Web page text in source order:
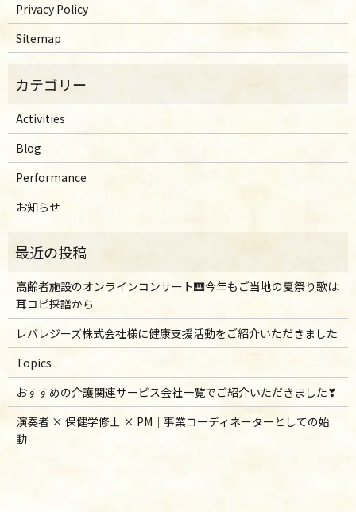
Privacy Policy
Sitemap
Activities
Blog
Performance
お知らせ
高齢者施設のオンラインコンサート🎹今年もご当地の夏祭り歌は
耳コピ採譜から
レバレジーズ株式会社様に健康支援活動をご紹介いただきました
Topics
おすすめの介護関連サービス会社一覧でご紹介いただきました❣
演奏者 × 保健学修士 × PM｜事業コーディネーターとしての始
動